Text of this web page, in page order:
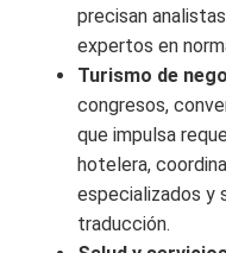
precisan
expertos en
Turismo de
congresos,
que impulsa
hotelera,
especializados y
traducción.